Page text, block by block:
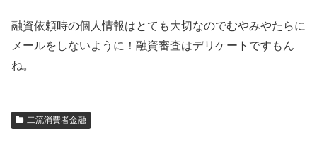
融資依頼時の個人情報はとても大切なのでむやみやたらに
メールをしないように！融資審査はデリケートですもん
ね。
二流消費者金融